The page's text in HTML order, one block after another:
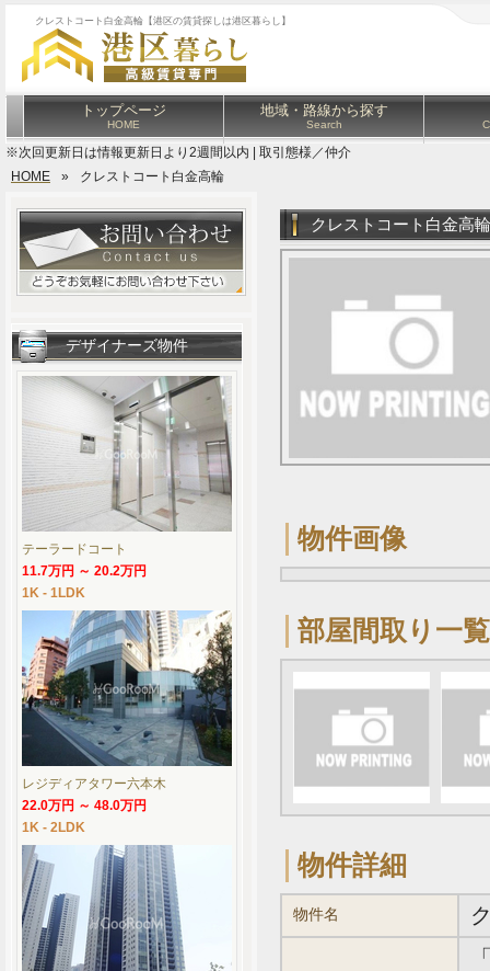
クレストコート白金高輪【港区の賃貸探しは港区暮らし】
トップページ
HOME
地域・路線から探す
Search
※次回更新日は情報更新日より2週間以内 | 取引態様／仲介
HOME
» クレストコート白金高輪
クレストコート白金高輪
物件画像
部屋間取り一覧
物件詳細
物件名
デザイナーズ物件
テーラードコート
11.7万円 ～ 20.2万円
1K - 1LDK
レジディアタワー六本木
22.0万円 ～ 48.0万円
1K - 2LDK